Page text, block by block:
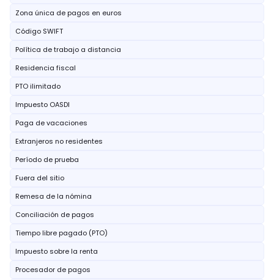
Zona única de pagos en euros
Código SWIFT
Política de trabajo a distancia
Residencia fiscal
PTO ilimitado
Impuesto OASDI
Paga de vacaciones
Extranjeros no residentes
Período de prueba
Fuera del sitio
Remesa de la nómina
Conciliación de pagos
Tiempo libre pagado (PTO)
Impuesto sobre la renta
Procesador de pagos